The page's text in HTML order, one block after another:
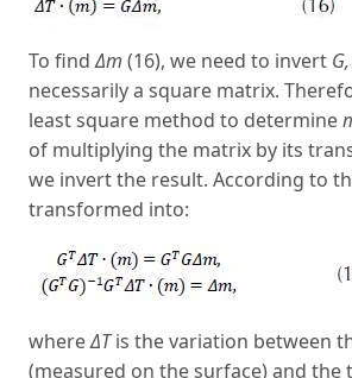
To findΔm (16), we need to invert G,
necessarily a square matrix.
least square method to determine
of multiplying the matrix by its
we invert the result. According to
transformed into:
whereΔTis the variation between
(measured on the surface) and the